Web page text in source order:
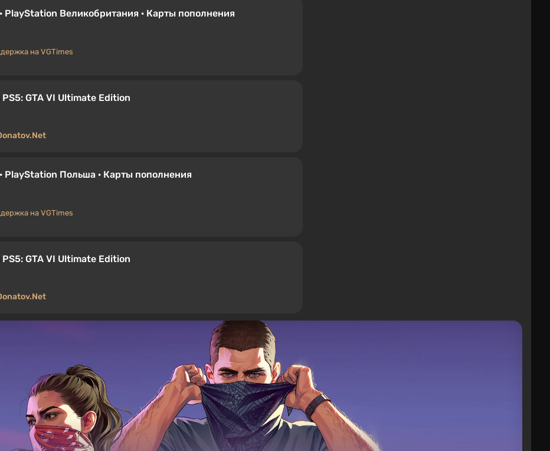
PlayStation Великобритания · Карты пополнения
на VGTimes
GTA VI Ultimate Edition
PlayStation Польша · Карты пополнения
на VGTimes
GTA VI Ultimate Edition